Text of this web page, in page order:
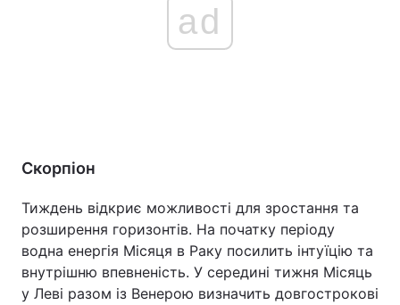
ad
Скорпіон
Тиждень відкриє можливості для зростання та
розширення горизонтів. На початку періоду
водна енергія Місяця в Раку посилить інтуїцію та
внутрішню впевненість. У середині тижня Місяць
у Леві разом із Венерою визначить довгострокові